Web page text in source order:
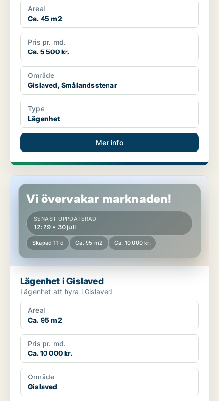
Areal
Ca. 45 m2
Pris pr. md.
Ca. 5 500 kr.
Område
Gislaved, Smålandsstenar
Type
Lägenhet
Mer info
Lägenhet i Gislaved
Vi övervakar marknaden!
SENAST UPPDATERAD
12:29 • 30 juli
Skapad 11 d Ca. 95 m2 Ca. 10 000 kr.
Lägenhet i Gislaved
Lägenhet att hyra i Gislaved
Areal
Ca. 95 m2
Pris pr. md.
Ca. 10 000 kr.
Område
Gislaved